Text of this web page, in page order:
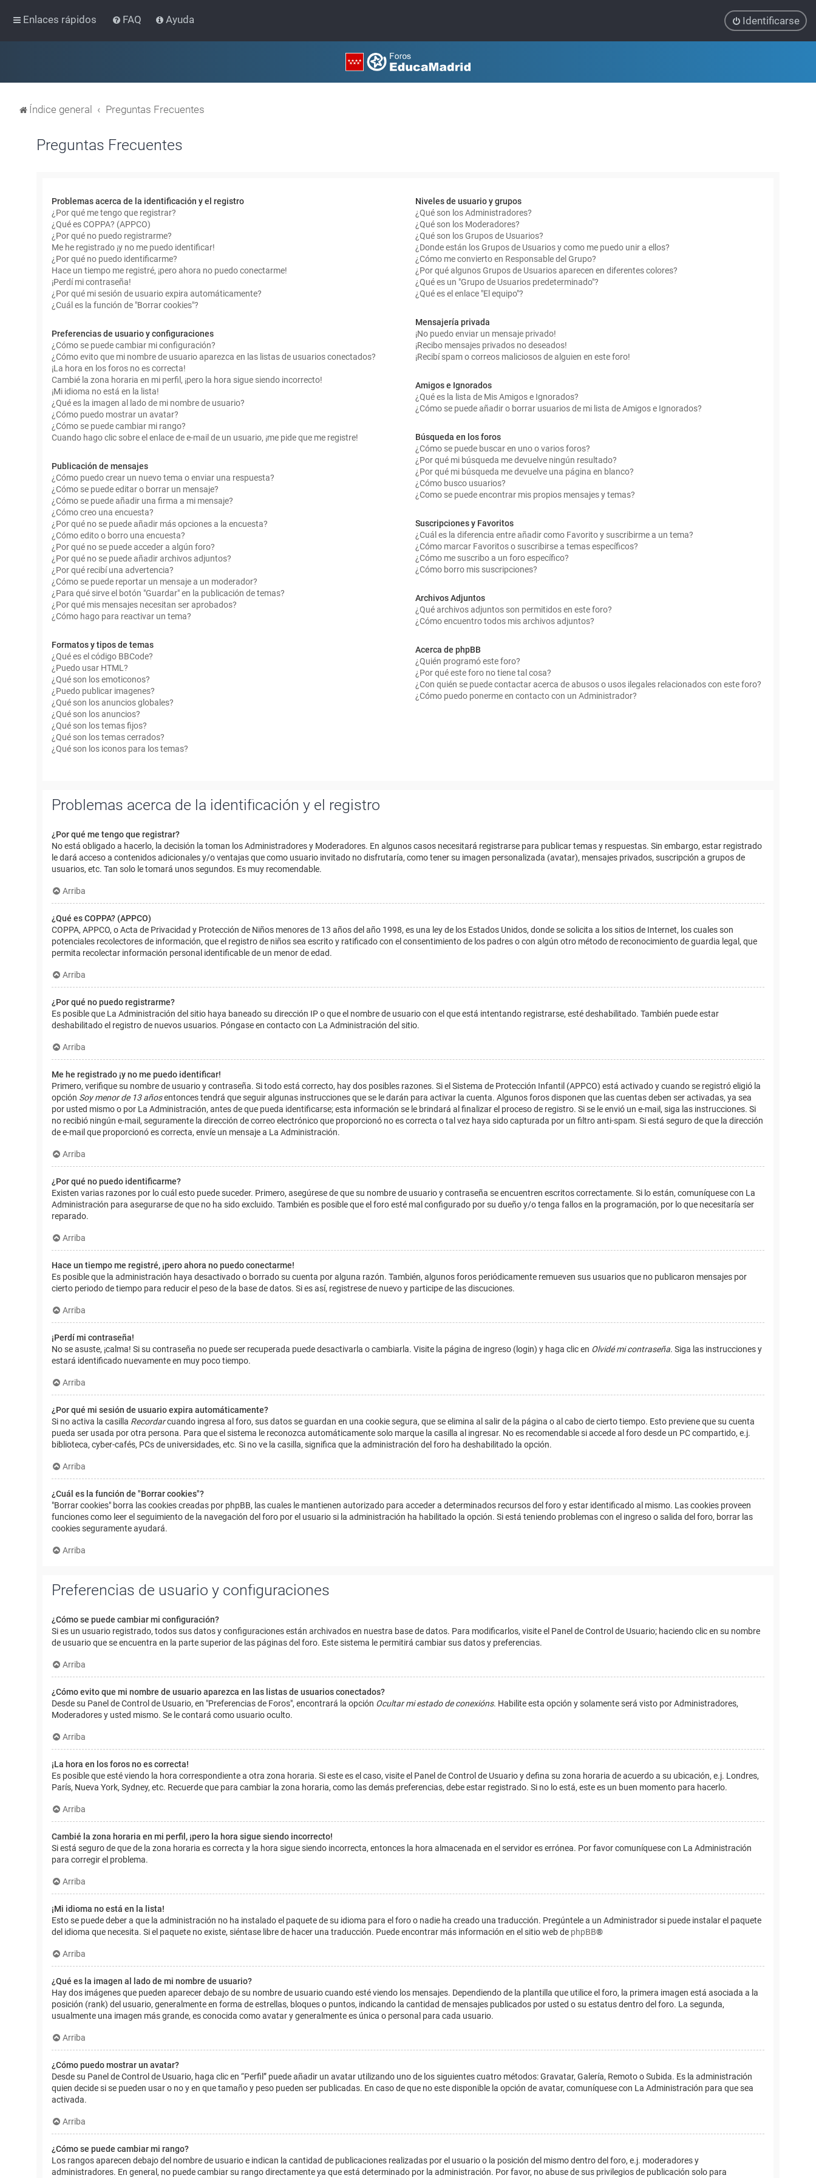
Enlaces rápidos FAQ Ayuda Identificarse
Índice general Preguntas Frecuentes
Preguntas Frecuentes
Problemas acerca de la identificación y el registro
¿Por qué me tengo que registrar?
¿Qué es COPPA? (APPCO)
¿Por qué no puedo registrarme?
Me he registrado ¡y no me puedo identificar!
¿Por qué no puedo identificarme?
Hace un tiempo me registré, ¡pero ahora no puedo conectarme!
¡Perdí mi contraseña!
¿Por qué mi sesión de usuario expira automáticamente?
¿Cuál es la función de "Borrar cookies"?
Preferencias de usuario y configuraciones
¿Cómo se puede cambiar mi configuración?
¿Cómo evito que mi nombre de usuario aparezca en las listas de usuarios conectados?
¡La hora en los foros no es correcta!
Cambié la zona horaria en mi perfil, ¡pero la hora sigue siendo incorrecto!
¡Mi idioma no está en la lista!
¿Qué es la imagen al lado de mi nombre de usuario?
¿Cómo puedo mostrar un avatar?
¿Cómo se puede cambiar mi rango?
Cuando hago clic sobre el enlace de e-mail de un usuario, ¡me pide que me registre!
Publicación de mensajes
¿Cómo puedo crear un nuevo tema o enviar una respuesta?
¿Cómo se puede editar o borrar un mensaje?
¿Cómo se puede añadir una firma a mi mensaje?
¿Cómo creo una encuesta?
¿Por qué no se puede añadir más opciones a la encuesta?
¿Cómo edito o borro una encuesta?
¿Por qué no se puede acceder a algún foro?
¿Por qué no se puede añadir archivos adjuntos?
¿Por qué recibí una advertencia?
¿Cómo se puede reportar un mensaje a un moderador?
¿Para qué sirve el botón "Guardar" en la publicación de temas?
¿Por qué mis mensajes necesitan ser aprobados?
¿Cómo hago para reactivar un tema?
Formatos y tipos de temas
¿Qué es el código BBCode?
¿Puedo usar HTML?
¿Qué son los emoticonos?
¿Puedo publicar imagenes?
¿Qué son los anuncios globales?
¿Qué son los anuncios?
¿Qué son los temas fijos?
¿Qué son los temas cerrados?
¿Qué son los iconos para los temas?
Niveles de usuario y grupos
¿Qué son los Administradores?
¿Qué son los Moderadores?
¿Qué son los Grupos de Usuarios?
¿Donde están los Grupos de Usuarios y como me puedo unir a ellos?
¿Cómo me convierto en Responsable del Grupo?
¿Por qué algunos Grupos de Usuarios aparecen en diferentes colores?
¿Qué es un "Grupo de Usuarios predeterminado"?
¿Qué es el enlace "El equipo"?
Mensajería privada
¡No puedo enviar un mensaje privado!
¡Recibo mensajes privados no deseados!
¡Recibí spam o correos maliciosos de alguien en este foro!
Amigos e Ignorados
¿Qué es la lista de Mis Amigos e Ignorados?
¿Cómo se puede añadir o borrar usuarios de mi lista de Amigos e Ignorados?
Búsqueda en los foros
¿Cómo se puede buscar en uno o varios foros?
¿Por qué mi búsqueda me devuelve ningún resultado?
¿Por qué mi búsqueda me devuelve una página en blanco?
¿Cómo busco usuarios?
¿Como se puede encontrar mis propios mensajes y temas?
Suscripciones y Favoritos
¿Cuál es la diferencia entre añadir como Favorito y suscribirme a un tema?
¿Cómo marcar Favoritos o suscribirse a temas específicos?
¿Cómo me suscribo a un foro específico?
¿Cómo borro mis suscripciones?
Archivos Adjuntos
¿Qué archivos adjuntos son permitidos en este foro?
¿Cómo encuentro todos mis archivos adjuntos?
Acerca de phpBB
¿Quién programó este foro?
¿Por qué este foro no tiene tal cosa?
¿Con quién se puede contactar acerca de abusos o usos ilegales relacionados con este foro?
¿Cómo puedo ponerme en contacto con un Administrador?
Problemas acerca de la identificación y el registro
¿Por qué me tengo que registrar?
No está obligado a hacerlo, la decisión la toman los Administradores y Moderadores. En algunos casos necesitará registrarse para publicar temas y respuestas. Sin embargo, estar registrado
le dará acceso a contenidos adicionales y/o ventajas que como usuario invitado no disfrutaría, como tener su imagen personalizada (avatar), mensajes privados, suscripción a grupos de
usuarios, etc. Tan solo le tomará unos segundos. Es muy recomendable.
Arriba
¿Qué es COPPA? (APPCO)
COPPA, APPCO, o Acta de Privacidad y Protección de Niños menores de 13 años del año 1998, es una ley de los Estados Unidos, donde se solicita a los sitios de Internet, los cuales son
potenciales recolectores de información, que el registro de niños sea escrito y ratificado con el consentimiento de los padres o con algún otro método de reconocimiento de guardia legal, que
permita recolectar información personal identificable de un menor de edad.
Arriba
¿Por qué no puedo registrarme?
Es posible que La Administración del sitio haya baneado su dirección IP o que el nombre de usuario con el que está intentando registrarse, esté deshabilitado. También puede estar
deshabilitado el registro de nuevos usuarios. Póngase en contacto con La Administración del sitio.
Arriba
Me he registrado ¡y no me puedo identificar!
Primero, verifique su nombre de usuario y contraseña. Si todo está correcto, hay dos posibles razones. Si el Sistema de Protección Infantil (APPCO) está activado y cuando se registró eligió la
opción Soy menor de 13 añosentonces tendrá que seguir algunas instrucciones que se le darán para activar la cuenta. Algunos foros disponen que las cuentas deben ser activadas, ya sea
por usted mismo o por La Administración, antes de que pueda identificarse; esta información se le brindará al finalizar el proceso de registro. Si se le envió un e-mail, siga las instrucciones. Si
no recibió ningún e-mail, seguramente la dirección de correo electrónico que proporcionó no es correcta o tal vez haya sido capturada por un filtro anti-spam. Si está seguro de que la dirección
de e-mail que proporcionó es correcta, envíe un mensaje a La Administración.
Arriba
¿Por qué no puedo identificarme?
Existen varias razones por lo cuál esto puede suceder. Primero, asegúrese de que su nombre de usuario y contraseña se encuentren escritos correctamente. Si lo están, comuníquese con La
Administración para asegurarse de que no ha sido excluido. También es posible que el foro esté mal configurado por su dueño y/o tenga fallos en la programación, por lo que necesitaría ser
reparado.
Arriba
Hace un tiempo me registré, ¡pero ahora no puedo conectarme!
Es posible que la administración haya desactivado o borrado su cuenta por alguna razón. También, algunos foros periódicamente remueven sus usuarios que no publicaron mensajes por
cierto periodo de tiempo para reducir el peso de la base de datos. Si es así, registrese de nuevo y participe de las discuciones.
Arriba
¡Perdí mi contraseña!
No se asuste, ¡calma! Si su contraseña no puede ser recuperada puede desactivarla o cambiarla. Visite la página de ingreso (login) y haga clic en Olvidé mi contraseña. Siga las instrucciones y
estará identificado nuevamente en muy poco tiempo.
Arriba
¿Por qué mi sesión de usuario expira automáticamente?
Si no activa la casilla Recordarcuando ingresa al foro, sus datos se guardan en una cookie segura, que se elimina al salir de la página o al cabo de cierto tiempo. Esto previene que su cuenta
pueda ser usada por otra persona. Para que el sistema le reconozca automáticamente solo marque la casilla al ingresar. No es recomendable si accede al foro desde un PC compartido, e.j.
biblioteca, cyber-cafés, PCs de universidades, etc. Si no ve la casilla, significa que la administración del foro ha deshabilitado la opción.
Arriba
¿Cuál es la función de "Borrar cookies"?
"Borrar cookies" borra las cookies creadas por phpBB, las cuales le mantienen autorizado para acceder a determinados recursos del foro y estar identificado al mismo. Las cookies proveen
funciones como leer el seguimiento de la navegación del foro por el usuario si la administración ha habilitado la opción. Si está teniendo problemas con el ingreso o salida del foro, borrar las
cookies seguramente ayudará.
Arriba
Preferencias de usuario y configuraciones
¿Cómo se puede cambiar mi configuración?
Si es un usuario registrado, todos sus datos y configuraciones están archivados en nuestra base de datos. Para modificarlos, visite el Panel de Control de Usuario; haciendo clic en su nombre
de usuario que se encuentra en la parte superior de las páginas del foro. Este sistema le permitirá cambiar sus datos y preferencias.
Arriba
¿Cómo evito que mi nombre de usuario aparezca en las listas de usuarios conectados?
Desde su Panel de Control de Usuario, en "Preferencias de Foros", encontrará la opción Ocultar mi estado de conexións. Habilite esta opción y solamente será visto por Administradores,
Moderadores y usted mismo. Se le contará como usuario oculto.
Arriba
¡La hora en los foros no es correcta!
Es posible que esté viendo la hora correspondiente a otra zona horaria. Si este es el caso, visite el Panel de Control de Usuario y defina su zona horaria de acuerdo a su ubicación, e.j. Londres,
París, Nueva York, Sydney, etc. Recuerde que para cambiar la zona horaria, como las demás preferencias, debe estar registrado. Si no lo está, este es un buen momento para hacerlo.
Arriba
Cambié la zona horaria en mi perfil, ¡pero la hora sigue siendo incorrecto!
Si está seguro de que de la zona horaria es correcta y la hora sigue siendo incorrecta, entonces la hora almacenada en el servidor es errónea. Por favor comuníquese con La Administración
para corregir el problema.
Arriba
¡Mi idioma no está en la lista!
Esto se puede deber a que la administración no ha instalado el paquete de su idioma para el foro o nadie ha creado una traducción. Pregúntele a un Administrador si puede instalar el paquete
del idioma que necesita. Si el paquete no existe, siéntase libre de hacer una traducción. Puede encontrar más información en el sitio web de phpBB®
Arriba
¿Qué es la imagen al lado de mi nombre de usuario?
Hay dos imágenes que pueden aparecer debajo de su nombre de usuario cuando esté viendo los mensajes. Dependiendo de la plantilla que utilice el foro, la primera imagen está asociada a la
posición (rank) del usuario, generalmente en forma de estrellas, bloques o puntos, indicando la cantidad de mensajes publicados por usted o su estatus dentro del foro. La segunda,
usualmente una imagen más grande, es conocida como avatar y generalmente es única o personal para cada usuario.
Arriba
¿Cómo puedo mostrar un avatar?
Desde su Panel de Control de Usuario, haga clic en “Perfil” puede añadir un avatar utilizando uno de los siguientes cuatro métodos: Gravatar, Galería, Remoto o Subida. Es la administración
quien decide si se pueden usar o no y en que tamaño y peso pueden ser publicadas. En caso de que no este disponible la opción de avatar, comuníquese con La Administración para que sea
activada.
Arriba
¿Cómo se puede cambiar mi rango?
Los rangos aparecen debajo del nombre de usuario e indican la cantidad de publicaciones realizadas por el usuario o la posición del mismo dentro del foro, e.j. moderadores y
administradores. En general, no puede cambiar su rango directamente ya que está determinado por la administración. Por favor, no abuse de sus privilegios de publicación solo para